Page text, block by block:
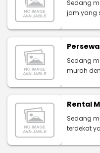
Sedang
jam yang
Sedang
murah
Rental
Sedang
terdekat